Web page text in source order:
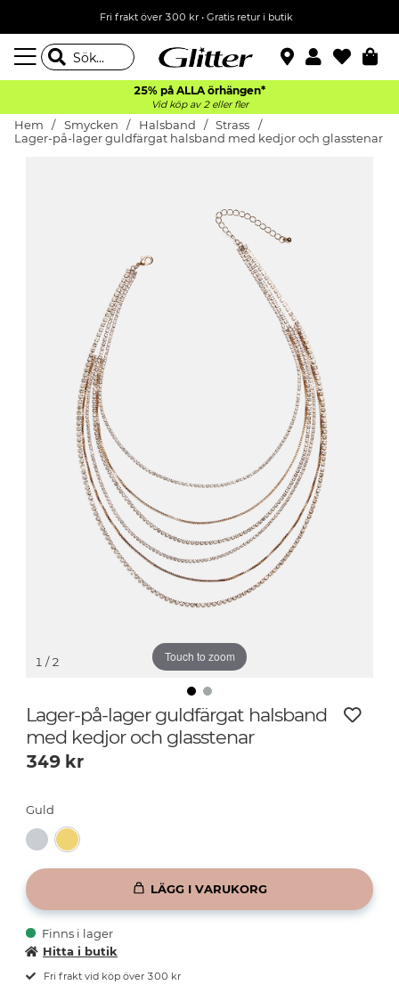
Fri frakt över 300 kr• Gratis retur i butik
25% på ALLA örhängen*
Vid köp av 2 eller fler
Hem Smycken Halsband
Strass
Lager-på-lager guldfärgat halsband med kedjor och glasstenar
Touch to zoom
1 / 2
Lager-på-lager guldfärgat halsband
med kedjor och glasstenar
349 kr
Guld
LÄGG I VARUKORG
Finns i lager
Hitta i butik
Fri frakt vid köp över 300 kr